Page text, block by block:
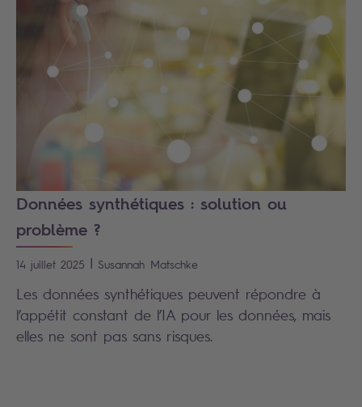
Données synthétiques : solution ou
problème ?
14 juillet 2025 | Susannah Matschke
Les données synthétiques peuvent répondre à
l’appétit constant de l’IA pour les données, mais
elles ne sont pas sans risques.